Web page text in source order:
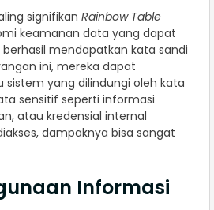
signifikan Rainbow Table
keamanan data yang dapat
mendapatkan kata sandi
ini, mereka dapat
sistem yang dilindungi oleh kata
sensitif seperti informasi
atau kredensial internal
dampaknya bisa sangat
Informasi